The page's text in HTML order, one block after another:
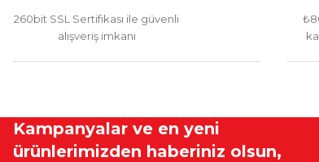
260bit SSL Sertifikası ile güvenli
alışveriş imkanı
Kampanyalar ve en yeni
ürünlerimizden haberiniz olsun,